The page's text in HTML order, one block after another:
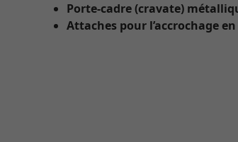
Porte-cadre (cravate)
Attaches pour l’accrochage